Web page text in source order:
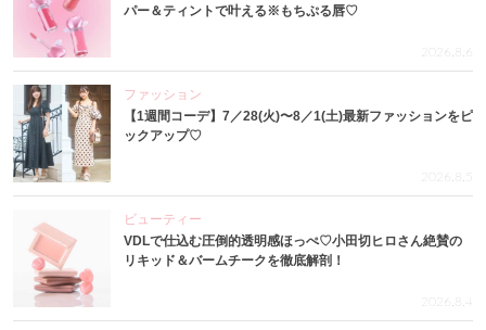
パー＆ティントで叶える※もちぷる唇♡
2026.8.6
ファッション
【1週間コーデ】7／28(火)〜8／1(土)最新ファッションをピ
ックアップ♡
2026.8.5
ビューティー
VDLで仕込む圧倒的透明感ほっぺ♡小田切ヒロさん絶賛の
リキッド＆バームチークを徹底解剖！
2026.8.4